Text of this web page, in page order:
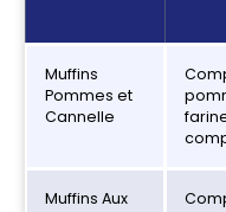
Muffins
Pommes et
Cannelle
Muffins Aux